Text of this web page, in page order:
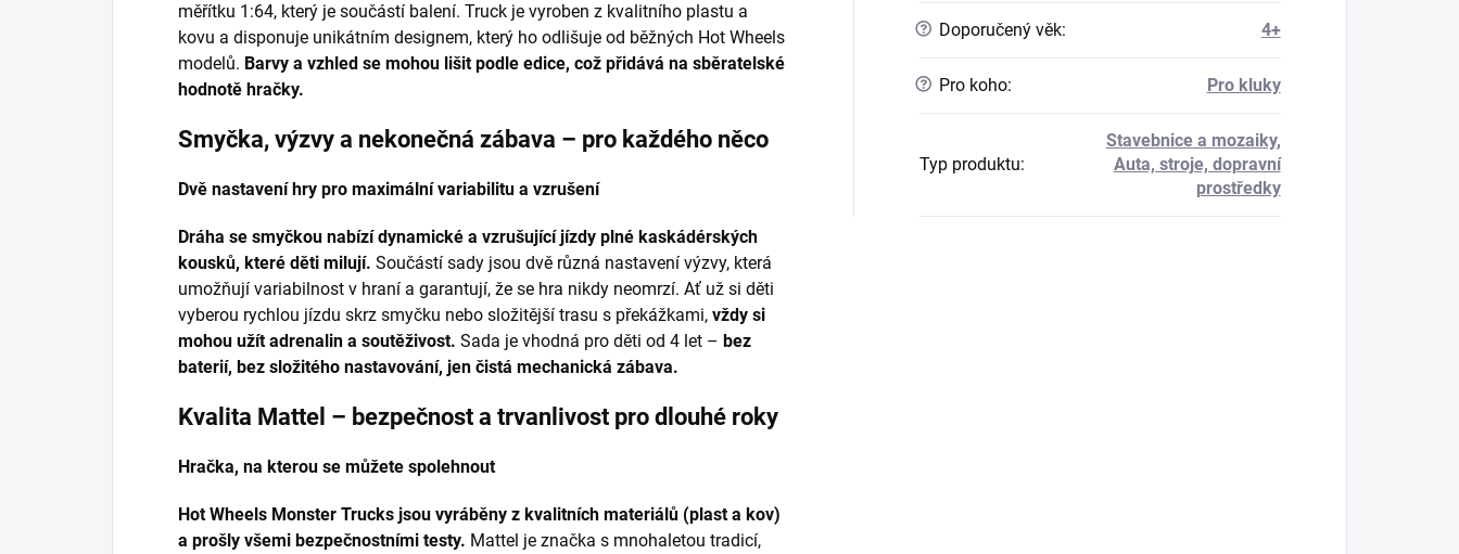
měřítku 1:64, který je součástí balení. Truck je vyroben z kvalitního plastu a
kovu a disponuje unikátním designem, který ho odlišuje od běžných Hot Wheels
modelů. Barvy a vzhled se mohou lišit podle edice, což přidává na sběratelské
hodnotě hračky.
Smyčka, výzvy a nekonečná zábava – pro každého něco
Dvě nastavení hry pro maximální variabilitu a vzrušení
Dráha se smyčkou nabízí dynamické a vzrušující jízdy plné kaskádérských
kousků, které děti milují. Součástí sady jsou dvě různá nastavení výzvy, která
umožňují variabilnost v hraní a garantují, že se hra nikdy neomrzí. Ať už si děti
vyberou rychlou jízdu skrz smyčku nebo složitější trasu s překážkami, vždy si
mohou užít adrenalin a soutěživost. Sada je vhodná pro děti od 4 let – bez
baterií, bez složitého nastavování, jen čistá mechanická zábava.
Kvalita Mattel – bezpečnost a trvanlivost pro dlouhé roky
Hračka, na kterou se můžete spolehnout
Hot Wheels Monster Trucks jsou vyráběny z kvalitních materiálů (plast a kov)
a prošly všemi bezpečnostními testy. Mattel je značka s mnohaletou tradicí,
? Doporučený věk: 4+
? Pro koho: Pro kluky
Typ produktu:
Stavebnice a mozaiky,
Auta, stroje, dopravní
prostředky